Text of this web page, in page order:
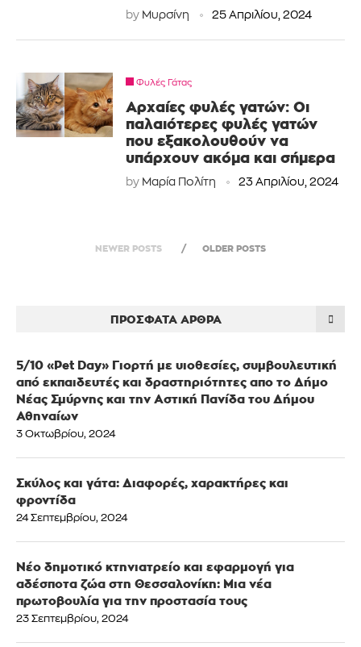
by Μυρσίνη 25 Απριλίου, 2024
Φυλές Γάτας
Αρχαίες φυλές γατών: Οι
παλαιότερες φυλές γατών
που εξακολουθούν να
υπάρχουν ακόμα και σήμερα
by Μαρία Πολίτη 23 Απριλίου, 2024
NEWER POSTS OLDER POSTS
ΠΡΌΣΦΑΤΑ ΆΡΘΡΑ
5/10 «Pet Day» Γιορτή με υιοθεσίες, συμβουλευτική
από εκπαιδευτές και δραστηριότητες απο το Δήμο
Νέας Σμύρνης και την Αστική Πανίδα του Δήμου
Αθηναίων
3 Οκτωβρίου, 2024
Σκύλος και γάτα: Διαφορές, χαρακτήρες και
φροντίδα
24 Σεπτεμβρίου, 2024
Νέο δημοτικό κτηνιατρείο και εφαρμογή για
αδέσποτα ζώα στη Θεσσαλονίκη: Μια νέα
πρωτοβουλία για την προστασία τους
23 Σεπτεμβρίου, 2024